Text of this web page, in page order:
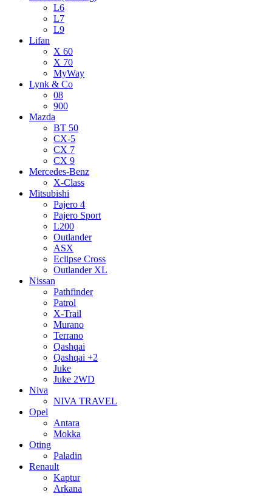
L6
L7
L9
Lifan
X 60
X 70
MyWay
Lynk & Co
08
900
Mazda
BT 50
CX-5
CX 7
CX 9
Mercedes-Benz
X-Class
Mitsubishi
Pajero 4
Pajero Sport
L200
Outlander
ASX
Eclipse Cross
Outlander XL
Nissan
Pathfinder
Patrol
X-Trail
Murano
Terrano
Qashqai
Qashqai +2
Juke
Juke 2WD
Niva
NIVA TRAVEL
Opel
Antara
Mokka
Oting
Paladin
Renault
Kaptur
Arkana